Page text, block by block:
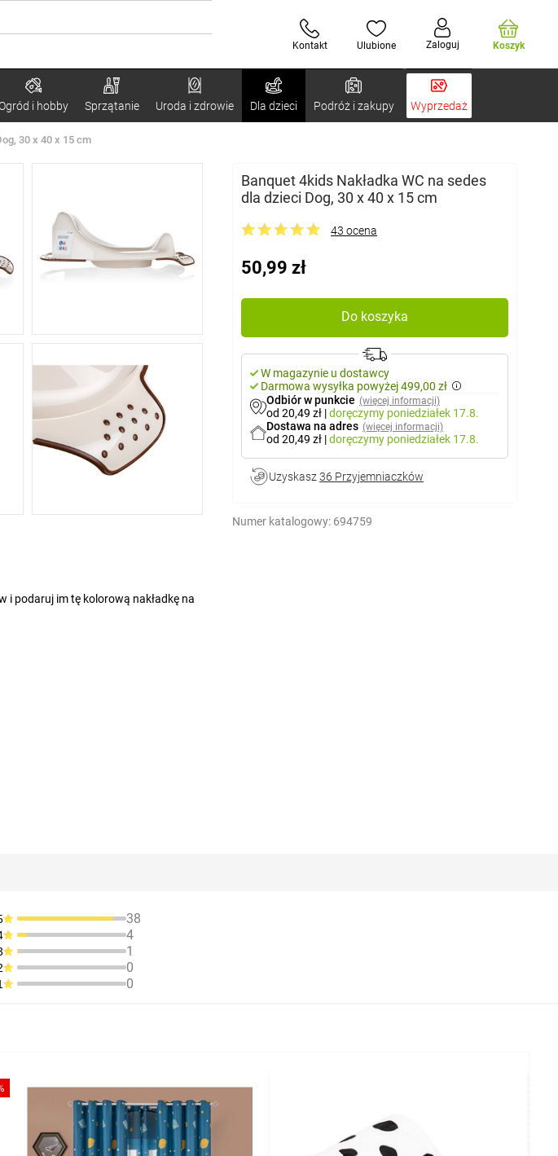
Kontakt Ulubione Zaloguj Koszyk
i hobby Sprzątanie Uroda i zdrowie Dla dzieci Podróż i zakupy Wyprzedaż
30 x 40 x 15 cm
Banquet 4kids Nakładka WC na sedes
dla dzieci Dog, 30 x 40 x 15 cm
43 ocena
50,99 zł
Do koszyka
W magazynie u dostawcy
Darmowa wysyłka powyżej 499,00 zł
Odbiór w punkcie (więcej informacji)
od 20,49 zł |doręczymy poniedziałek 17.8.
Dostawa na adres (więcej informacji)
od 20,49 zł |doręczymy poniedziałek 17.8.
Uzyskasz 36 Przyjemniaczków
Numer katalogowy: 694759
i podaruj im tę kolorową nakładkę na
38
4
1
0
0